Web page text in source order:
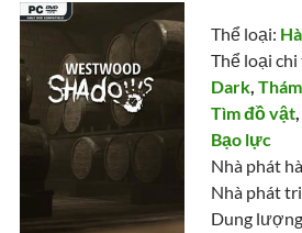
Thể loại:
Thể loại
Dark,
Tìm đồ vật
Bạo lực
Nhà phát
Nhà phát
Dung